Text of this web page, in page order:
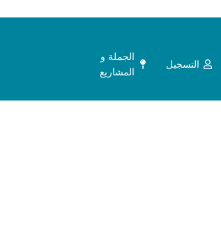
التسجيل
الجملة و
المشاريع